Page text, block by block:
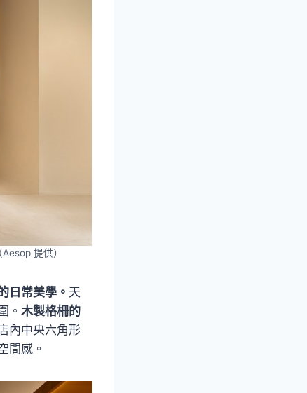
提供）
日常美學。 天
。 木製格柵的
內中央六角形
間感。